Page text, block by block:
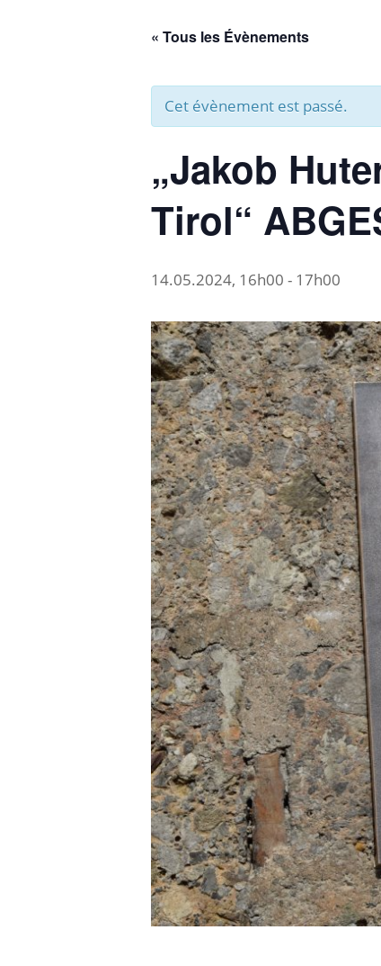
« Tous les Évènements
Cet évènement est passé.
„Jakob
Tirol“
14.05.2024, 16h00 - 17h00